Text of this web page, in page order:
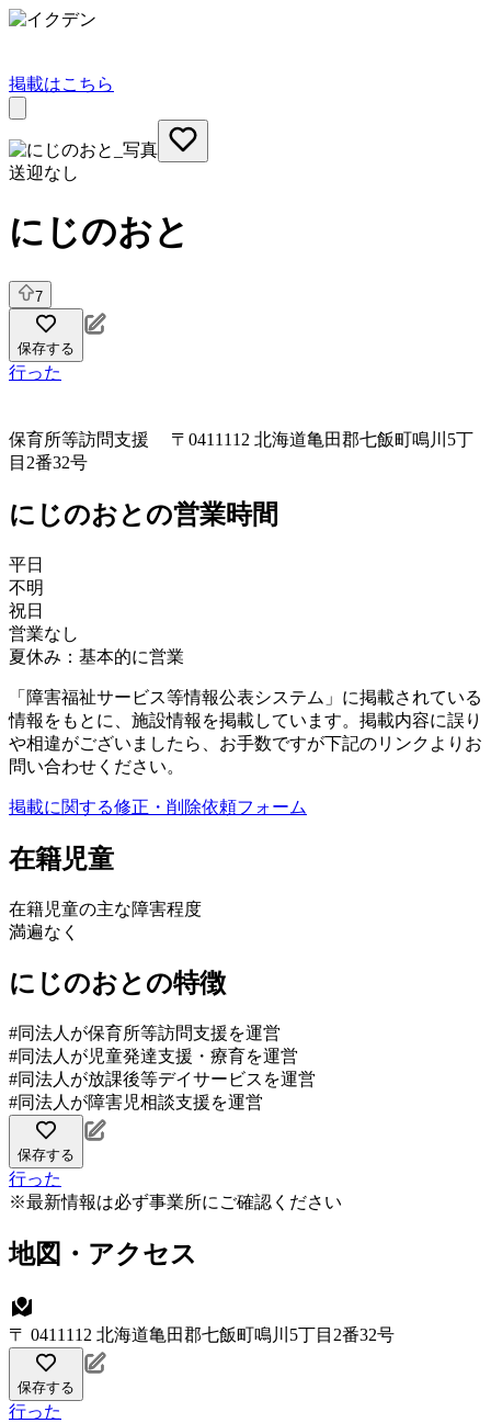
掲載はこちら
送迎なし
にじのおと
7
保存する
行った
保育所等訪問支援 〒0411112 北海道亀田郡七飯町鳴川5丁
目2番32号
にじのおとの営業時間
平日
不明
祝日
営業なし
夏休み：基本的に営業
「障害福祉サービス等情報公表システム」に掲載されている
情報をもとに、施設情報を掲載しています。掲載内容に誤り
や相違がございましたら、お手数ですが下記のリンクよりお
問い合わせください。
掲載に関する修正・削除依頼フォーム
在籍児童
在籍児童の主な障害程度
満遍なく
にじのおとの特徴
#同法人が保育所等訪問支援を運営
#同法人が児童発達支援・療育を運営
#同法人が放課後等デイサービスを運営
#同法人が障害児相談支援を運営
保存する
行った
※最新情報は必ず事業所にご確認ください
地図・アクセス
〒 0411112 北海道亀田郡七飯町鳴川5丁目2番32号
保存する
行った